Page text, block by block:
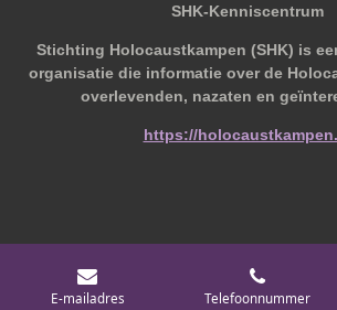
SHK-Kenniscentrum
Stichting Holocaustkampen (SHK) is
organisatie die informatie over de
overlevenden, nazaten en
https://
© 2019 - 2026 Behoudvanoud
Powered byJouwWeb
E-mailadres Telefoonnummer